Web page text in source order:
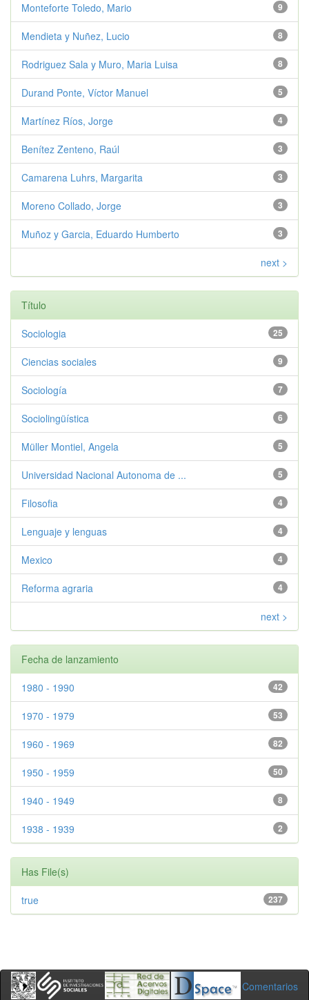
9
Monteforte Toledo, Mario
8
Mendieta y Nuñez, Lucio
8
Rodriguez Sala y Muro, Maria Luisa
5
Durand Ponte, Víctor Manuel
4
Martínez Ríos, Jorge
3
Benítez Zenteno, Raúl
3
Camarena Luhrs, Margarita
3
Moreno Collado, Jorge
3
Muñoz y Garcia, Eduardo Humberto
next >
Título
25
Sociologia
9
Ciencias sociales
7
Sociología
6
Sociolingüística
5
Müller Montiel, Angela
5
Universidad Nacional Autonoma de ...
4
Filosofia
4
Lenguaje y lenguas
4
Mexico
4
Reforma agraria
next >
Fecha de lanzamiento
42
1980 - 1990
53
1970 - 1979
82
1960 - 1969
50
1950 - 1959
8
1940 - 1949
2
1938 - 1939
Has File(s)
237
true
Comentarios